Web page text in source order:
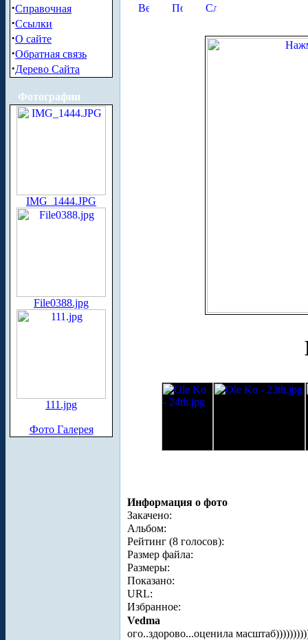
·Справочная
·Ссылки
·О сайте
·Обратная связь
·Дерево Сайта
Фотографии
IMG_1444.JPG
File0388.jpg
111.jpg
Фото Галерея
Информация о фото
Закачено:
Альбом:
Рейтинг (8 голосов):
Размер файла:
Размеры:
Показано:
URL:
Избранное:
Vedma
ого..здорово...оценила